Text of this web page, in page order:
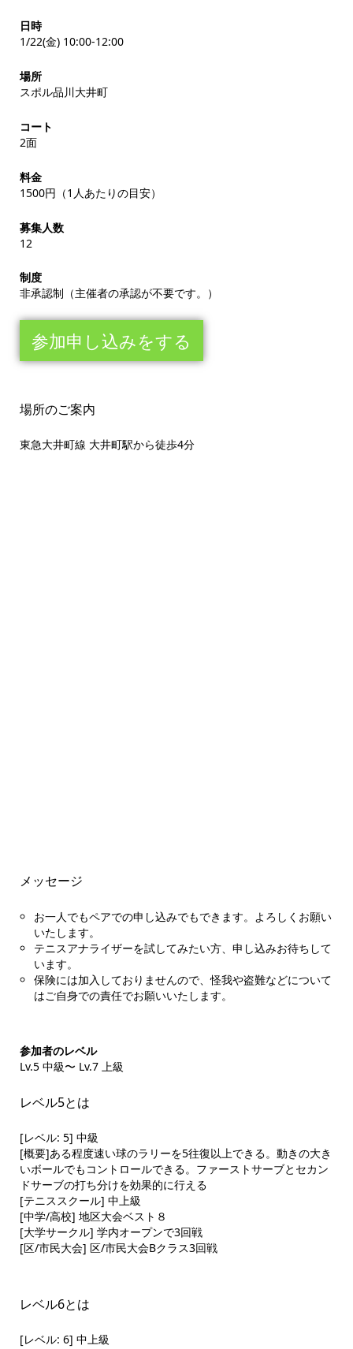
日時
1/22(金) 10:00-12:00
場所
スポル品川大井町
コート
2面
料金
1500円（1人あたりの目安）
募集人数
12
制度
非承認制（主催者の承認が不要です。）
参加申し込みをする
場所のご案内
東急大井町線 大井町駅から徒歩4分
メッセージ
お一人でもペアでの申し込みでもできます。よろしくお願い
いたします。
テニスアナライザーを試してみたい方、申し込みお待ちして
います。
保険には加入しておりませんので、怪我や盗難などについて
はご自身での責任でお願いいたします。
参加者のレベル
Lv.5 中級〜 Lv.7 上級
レベル5とは
[レベル: 5] 中級
[概要]ある程度速い球のラリーを5往復以上できる。動きの大き
いボールでもコントロールできる。ファーストサーブとセカン
ドサーブの打ち分けを効果的に行える
[テニススクール] 中上級
[中学/高校] 地区大会ベスト８
[大学サークル] 学内オープンで3回戦
[区/市民大会] 区/市民大会Bクラス3回戦
レベル6とは
[レベル: 6] 中上級